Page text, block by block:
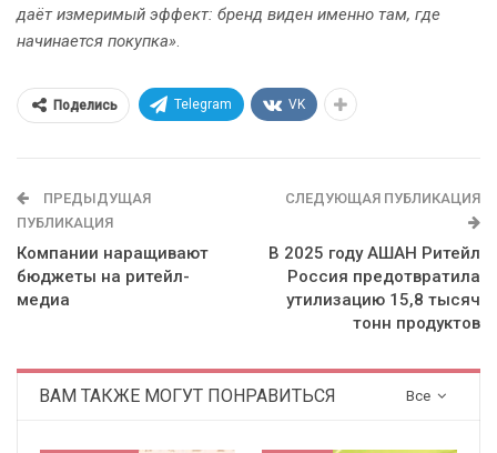
даёт измеримый эффект: бренд виден именно там, где
начинается покупка».
Поделись Telegram VK
ПРЕДЫДУЩАЯ
ПУБЛИКАЦИЯ
Компании наращивают
бюджеты на ритейл-
медиа
СЛЕДУЮЩАЯ ПУБЛИКАЦИЯ
В 2025 году АШАН Ритейл
Россия предотвратила
утилизацию 15,8 тысяч
тонн продуктов
Все
ВАМ ТАКЖЕ МОГУТ ПОНРАВИТЬСЯ